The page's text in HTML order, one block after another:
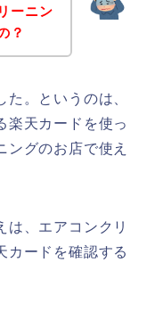
ーニン
？
。というのは、
楽天カードを使っ
ングのお店で使え
は、エアコンクリ
カードを確認する